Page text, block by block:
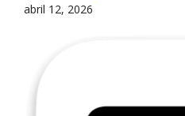
abril 12, 2026